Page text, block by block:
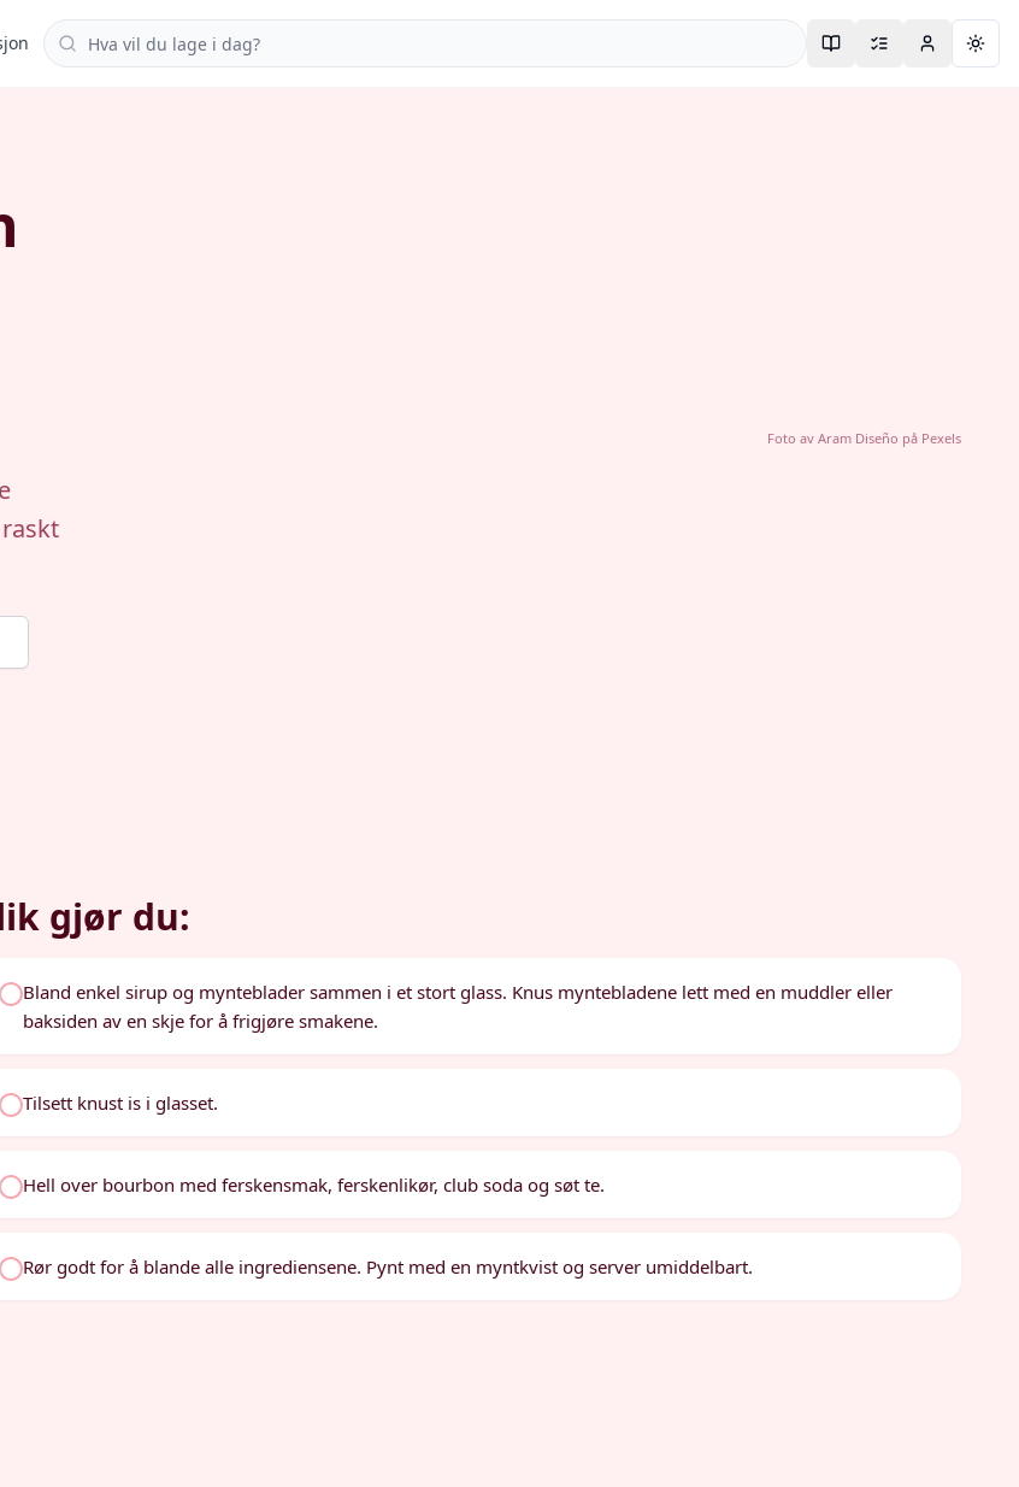
Søk i oppskrifter
Foto av Aram Diseño på Pexels
gjør du:
Bland enkel sirup og mynteblader sammen i et stort glass. Knus myntebladene lett med en muddler eller
baksiden av en skje for å frigjøre smakene.
Tilsett knust is i glasset.
Hell over bourbon med ferskensmak, ferskenlikør, club soda og søt te.
Rør godt for å blande alle ingrediensene. Pynt med en myntkvist og server umiddelbart.